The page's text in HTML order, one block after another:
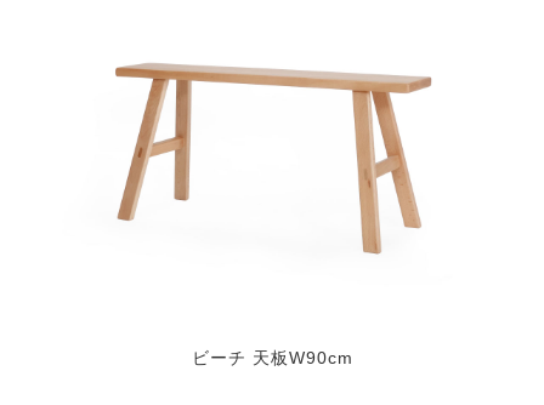
ビーチ 天板W90cm